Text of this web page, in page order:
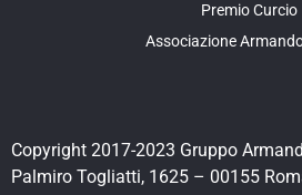
Premio Curcio
Associazione
Copyright 2017-2023 Gruppo
Palmiro Togliatti, 1625 – 00155